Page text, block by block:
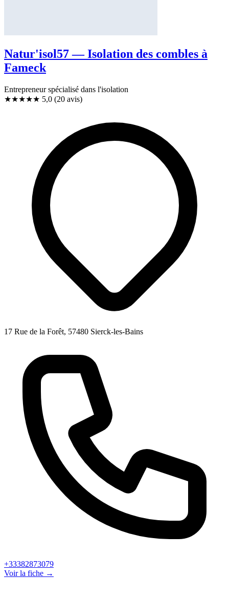
Natur'isol57 — Isolation des combles à
Fameck
Entrepreneur spécialisé dans l'isolation
★★★★★ 5,0 (20 avis)
17 Rue de la Forêt, 57480 Sierck-les-Bains
+33382873079
Voir la fiche →